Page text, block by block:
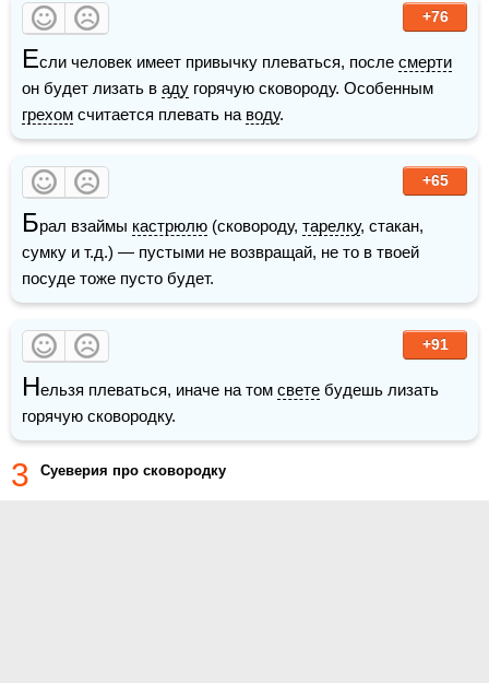
+76
Если человек имеет привычку плеваться, после смерти
он будет лизать в аду
грехом считается плевать на воду.
+65
Брал взаймы кастрюлю (сковороду, тарелку, стакан,
сумку и т.д.) — пустыми не возвращай, не то в твоей
посуде тоже пусто будет.
+91
Нельзя плеваться, иначе на том свете будешь лизать
горячую сковородку.
3 Суеверия про сковородку